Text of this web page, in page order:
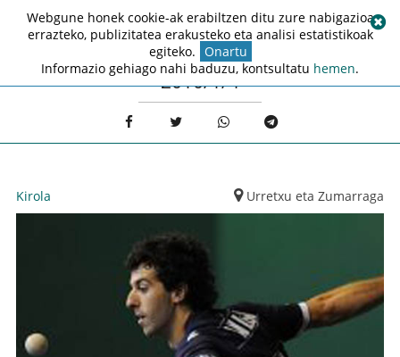
2010/1/4
Kirola Urretxu eta Zumarraga
Webgune honek cookie-ak erabiltzen ditu zure nabigazioa
errazteko, publizitatea erakusteko eta analisi estatistikoak
egiteko. Onartu
Informazio gehiago nahi baduzu, kontsultatu hemen.